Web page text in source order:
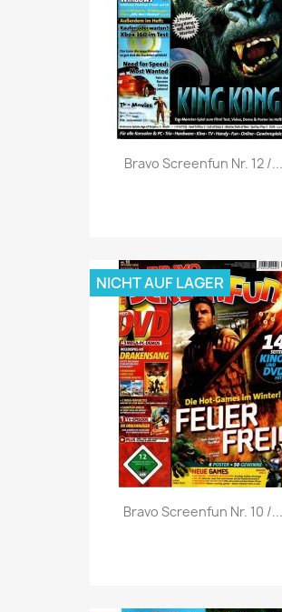
Vorschau
Bravo Screenfun Nr. 12 /...
Vorschau
Bravo Screenfun Nr. 10 /...
NICHT AUF LAGER